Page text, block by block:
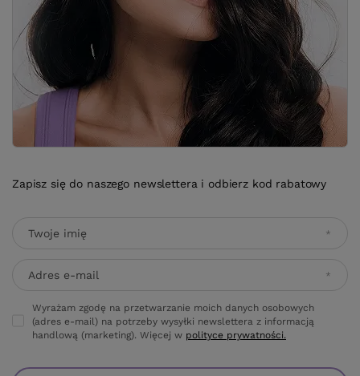
Zapisz się do naszego newslettera i odbierz kod rabatowy
Twoje imię
Adres e-mail
Wyrażam zgodę na przetwarzanie moich danych osobowych
(adres e-mail) na potrzeby wysyłki newslettera z informacją
handlową (marketing). Więcej w polityce prywatności.